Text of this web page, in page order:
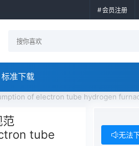
会员注册
标准下载
of electron tube hydrogen
tube
无法